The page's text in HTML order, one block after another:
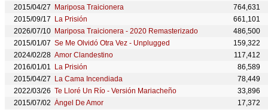
2015/04/27
Mariposa Traicionera
764,631
2015/09/17
La Prisión
661,101
2026/07/10 Mariposa Traicionera - 2020 Remasterizado
486,500
2015/01/07 Se Me Olvidó Otra Vez - Unplugged
159,322
2024/02/28 Amor Clandestino
117,412
2016/01/01
La Prisión
86,589
2015/04/27
La Cama Incendiada
78,449
2022/03/26 Te Lloré Un Río - Versión Mariacheño
33,896
2015/07/02 Ángel De Amor
17,372